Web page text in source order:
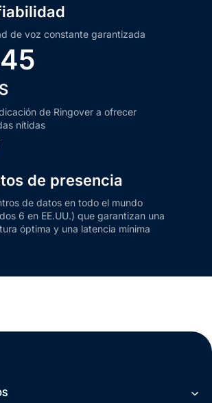
de voz constante garantizada
de Ringover a ofrecer
nítidas
de presencia
de datos en todo el mundo
6 en EE.UU.) que garantizan una
óptima y una latencia mínima